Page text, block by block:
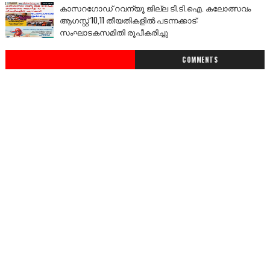
കാസറഗോഡ് റവന്യൂ ജില്ല ടി.ടി.ഐ. കലോത്സവം
ആഗസ്റ്റ് 10,11 തീയതികളിൽ പടന്നക്കാട്:
സംഘാടകസമിതി രൂപീകരിച്ചു
COMMENTS